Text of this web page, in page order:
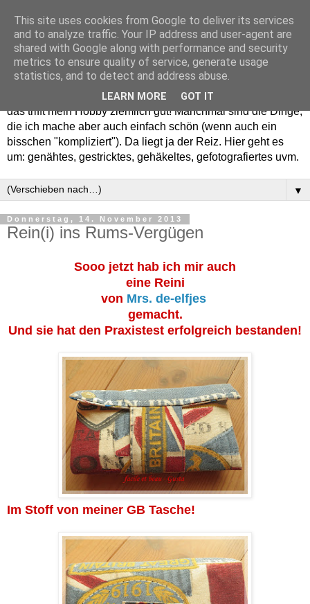
Willkommen in meinem "Wohnzimmer". Einfach und schön -
das trifft mein Hobby ziemlich gut! Manchmal sind die Dinge,
die ich mache aber auch einfach schön (wenn auch ein
bisschen "kompliziert"). Da liegt ja der Reiz. Hier geht es
um: genähtes, gestricktes, gehäkeltes, gefotografiertes uvm.
▼
Donnerstag, 14. November 2013
Rein(i) ins Rums-Vergügen
Sooo jetzt hab ich mir auch
eine Reini
von Mrs. de-elfjes
gemacht.
Und sie hat den Praxistest erfolgreich bestanden!
Im Stoff von meiner GB Tasche!
This site uses cookies from Google to deliver its services
and to analyze traffic. Your IP address and user-agent are
shared with Google along with performance and security
metrics to ensure quality of service, generate usage
statistics, and to detect and address abuse.
LEARN MORE GOT IT